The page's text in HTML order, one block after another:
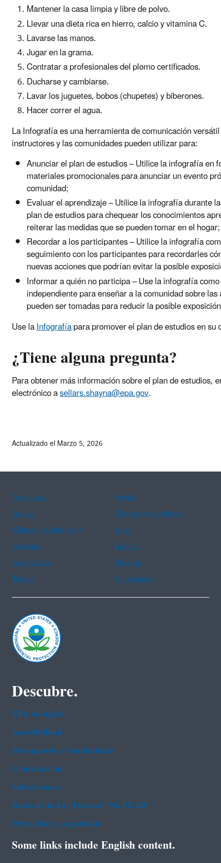
Mantener la casa limpia y libre de polvo.
Llevar una dieta rica en hierro, calcio y vitamina C.
Lavarse las manos.
Jugar en la grama.
Contratar a profesionales del plomo certificados.
Ducharse y cambiarse.
Lavar los juguetes, bobos (chupetes) y biberones.
Hacer correr el agua.
La Infografía es una herramienta de comunicación
instructores y las comunidades pueden utilizar para:
Anunciar el plan de estudios – Utilice la infografía en
materiales promocionales para anunciar un evento
comunidad;
Evaluar el aprendizaje – Utilice la infografía durante
plan de estudios para chequear los conocimientos
reiterar las medidas que se pueden tomar en el
Recordar a los participantes – Utilice la infografía
seguimiento con los participantes para recordarles
nuevas acciones que podrían evitar la posible
Informar a quién no participa – Use la infografía
independiente para enseñar a la comunidad sobre
pueden ser tomadas para reducir la posible
Use laInfografíapara promover el plan de estudios en su
¿Tiene alguna pregunta?
Para obtener más información sobre el plan de estudios,
electrónico asellars.shayna@epa.gov.
Actualizado el Marzo 5, 2026
Assistance
Ayuda
Arabic
Chinese (simplified)
Chinese (traditional)
Aide
Asistans
Korean
Assistência
Russian
Tulong
Vietnamese
Descubre.
EPA en ingl‌és
Accesibilidad
Presupuesto y rendimiento
Contratación
Subvenciones
Datos de la Ley Federal "No FEAR"
Privacidad y seguridad
Some links include English content.